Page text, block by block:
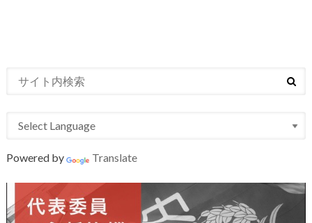
Powered by Translate